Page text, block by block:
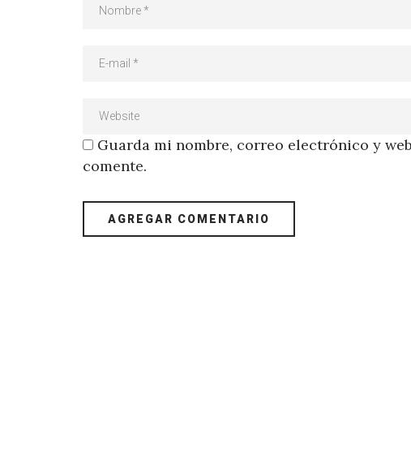
Guarda mi nombre, correo electrónico y
comente.